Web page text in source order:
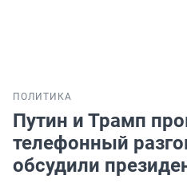
ПОЛИТИКА
Путин и Трамп
телефонный
обсудили